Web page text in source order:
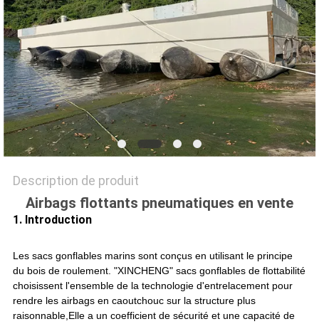
PRIVACY
POLICY
Description de produit
Airbags flottants pneumatiques en vente
1. Introduction
Les sacs gonflables marins sont conçus en utilisant le principe
du bois de roulement. "XINCHENG" sacs gonflables de flottabilité
choisissent l'ensemble de la technologie d'entrelacement pour
rendre les airbags en caoutchouc sur la structure plus
raisonnable,Elle a un coefficient de sécurité et une capacité de